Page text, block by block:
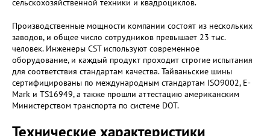
сельскохозяйственной техники и квадроциклов.
Производственные мощности компании состоят из нескольких
заводов, и общее число сотрудников превышает 23 тыс.
человек. Инженеры CST используют современное
оборудование, и каждый продукт проходит строгие испытания
для соответствия стандартам качества. Тайваньские шины
сертифицированы по международным стандартам ISO9002, E-
Mark и TS16949, а также прошли аттестацию американским
Министерством транспорта по системе DOT.
Технические характеристики